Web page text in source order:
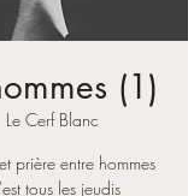
(1)
Le Cerf Blanc
prière entre hommes
tous les jeudis